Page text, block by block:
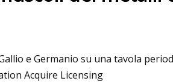
e Germanio su una tavola
Acquire Licensing